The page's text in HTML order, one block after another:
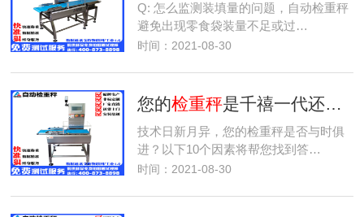
Q: 怎么监测装填量的问题，自动检重秤
避免出现零食袋装量不足或过…
时间：2021-08-30
您的检重秤是千禧一代还是婴儿潮一代的产品？
技术日新月异，您的检重秤是否与时俱
进？以下10个因素将帮您找到答…
时间：2021-08-30